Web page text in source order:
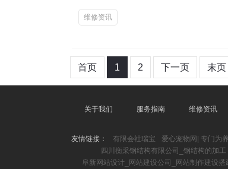
维修资讯
首页 1 2 下一页 末页
关于我们 服务指南 维修资讯
友情链接： 有限会社瑞宝 爱心宠物网| 专门为
四川衡采钢结构有限公司_钢结构的加工
阜新网站设计_网站建设公司_网站制作建设搭